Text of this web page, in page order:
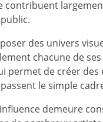
contribuent
des univers
chacune de
permet de créer des
le simple
demeure